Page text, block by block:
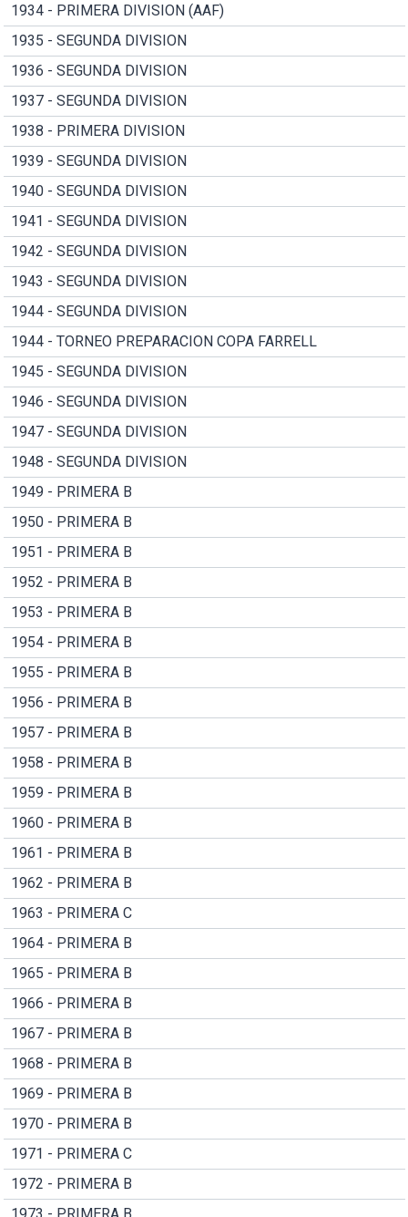
1934 - PRIMERA DIVISION (AAF)
1935 - SEGUNDA DIVISION
1936 - SEGUNDA DIVISION
1937 - SEGUNDA DIVISION
1938 - PRIMERA DIVISION
1939 - SEGUNDA DIVISION
1940 - SEGUNDA DIVISION
1941 - SEGUNDA DIVISION
1942 - SEGUNDA DIVISION
1943 - SEGUNDA DIVISION
1944 - SEGUNDA DIVISION
1944 - TORNEO PREPARACION COPA FARRELL
1945 - SEGUNDA DIVISION
1946 - SEGUNDA DIVISION
1947 - SEGUNDA DIVISION
1948 - SEGUNDA DIVISION
1949 - PRIMERA B
1950 - PRIMERA B
1951 - PRIMERA B
1952 - PRIMERA B
1953 - PRIMERA B
1954 - PRIMERA B
1955 - PRIMERA B
1956 - PRIMERA B
1957 - PRIMERA B
1958 - PRIMERA B
1959 - PRIMERA B
1960 - PRIMERA B
1961 - PRIMERA B
1962 - PRIMERA B
1963 - PRIMERA C
1964 - PRIMERA B
1965 - PRIMERA B
1966 - PRIMERA B
1967 - PRIMERA B
1968 - PRIMERA B
1969 - PRIMERA B
1970 - PRIMERA B
1971 - PRIMERA C
1972 - PRIMERA B